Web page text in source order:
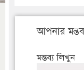
আপনার
মন্তব্য লিখুন